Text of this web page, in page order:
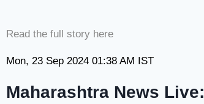
Read the full story here
Mon, 23 Sep 2024 01:38 AM IST
Maharashtra News Live: